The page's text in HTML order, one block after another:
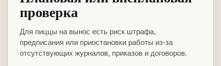
проверка
Для пиццы на вынос есть риск штрафа,
предписания или приостановки работы из-за
отсутствующих журналов, приказов и договоров.